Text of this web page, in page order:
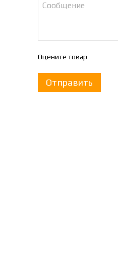
Оцените товар
Отправить